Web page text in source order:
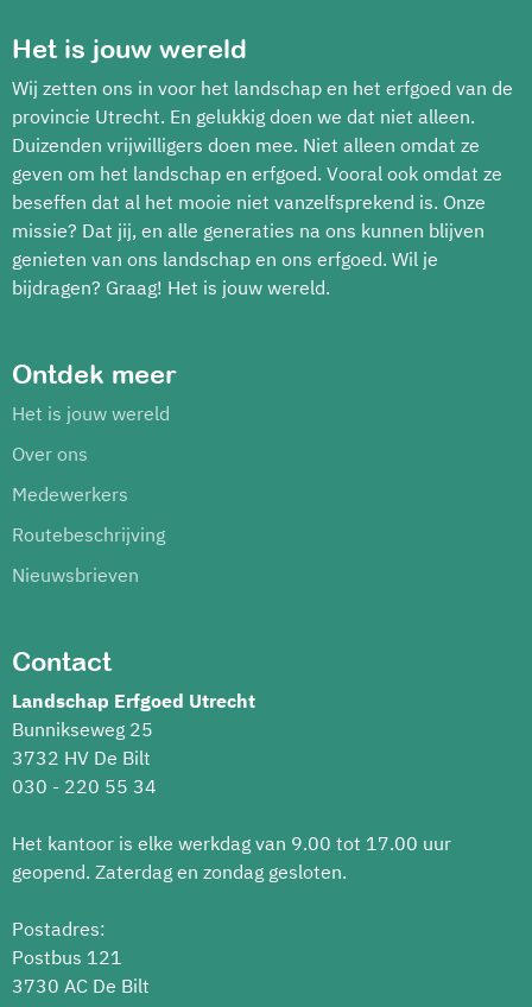
Het is jouw wereld
Wij zetten ons in voor het landschap en het erfgoed van de
provincie Utrecht. En gelukkig doen we dat niet alleen.
Duizenden vrijwilligers doen mee. Niet alleen omdat ze
geven om het landschap en erfgoed. Vooral ook omdat ze
beseffen dat al het mooie niet vanzelfsprekend is. Onze
missie? Dat jij, en alle generaties na ons kunnen blijven
genieten van ons landschap en ons erfgoed. Wil je
bijdragen? Graag! Het is jouw wereld.
Ontdek meer
Het is jouw wereld
Over ons
Medewerkers
Routebeschrijving
Nieuwsbrieven
Contact
Landschap Erfgoed Utrecht
Bunnikseweg 25
3732 HV De Bilt
030 - 220 55 34
Het kantoor is elke werkdag van 9.00 tot 17.00 uur
geopend. Zaterdag en zondag gesloten.
Postadres:
Postbus 121
3730 AC De Bilt